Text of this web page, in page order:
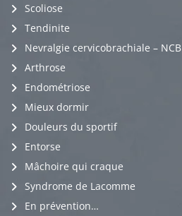
Scoliose
Tendinite
Nevralgie cervicobrachiale – NCB
Arthrose
Endométriose
Mieux dormir
Douleurs du sportif
Entorse
Mâchoire qui craque
Syndrome de Lacomme
En prévention…